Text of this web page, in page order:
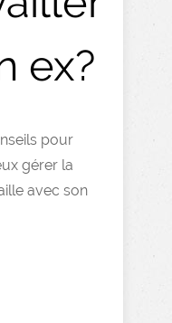
ex?
pour
gérer la
avec son